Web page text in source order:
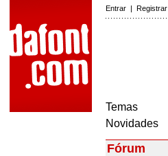
Entrar | Registrar
Temas
Novidades
Fórum